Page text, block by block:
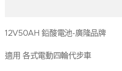
12V50AH 鉛酸電池-廣隆品牌
適用 各式電動四輪代步車